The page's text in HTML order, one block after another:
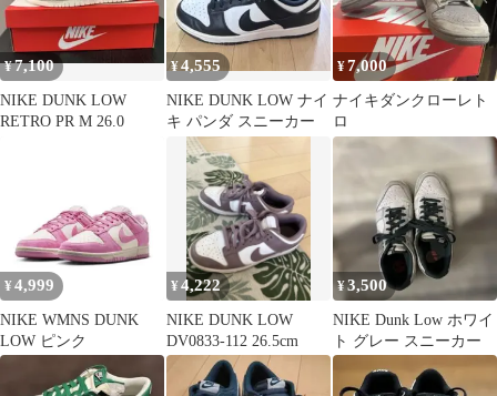
¥7,100
NIKE DUNK LOW
RETRO PR M 26.0
¥4,555
NIKE DUNK LOW ナイ
キ パンダ スニーカー
¥7,000
ナイキダンクローレト
ロ
¥ 4,999
NIKE WMNS DUNK
LOW ピンク
¥4,222
NIKE DUNK LOW
DV0833-112 26.5cm
¥3,500
NIKE Dunk Low ホワイ
ト グレー スニーカー